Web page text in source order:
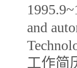
and
工作简